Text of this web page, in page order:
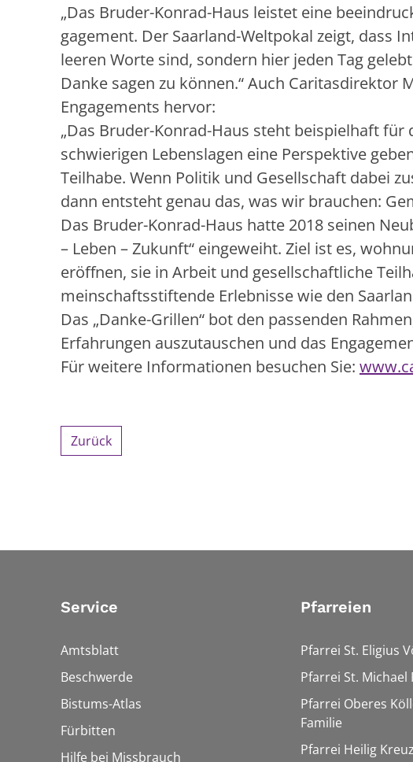
„Das Bruder-Konrad-Haus leistet eine
gagement. Der Saarland-Weltpokal zeigt, dass
leeren Worte sind, sondern hier jeden Tag
Danke sagen zu können.“ Auch Caritasdirektor
Engagements hervor:
„Das Bruder-Konrad-Haus steht beispielhaft
schwierigen Lebenslagen eine Perspektive
Teilhabe. Wenn Politik und Gesellschaft dabei
dann entsteht genau das, was wir brauchen:
Das Bruder-Konrad-Haus hatte 2018 seinen
– Leben – Zukunft“ eingeweiht. Ziel ist es,
eröffnen, sie in Arbeit und gesellschaftliche
meinschaftsstiftende Erlebnisse wie den
Das „Danke-Grillen“ bot den passenden
Erfahrungen auszutauschen und das
Für weitere Informationen besuchen Sie:
Zurück
Service
Amtsblatt
Beschwerde
Bistums-Atlas
Fürbitten
Hilfe bei Missbrauch
Pfarreien
Pfarrei St. Eligius
Pfarrei St.
Pfarrei Oberes
Familie
Pfarrei Heilig